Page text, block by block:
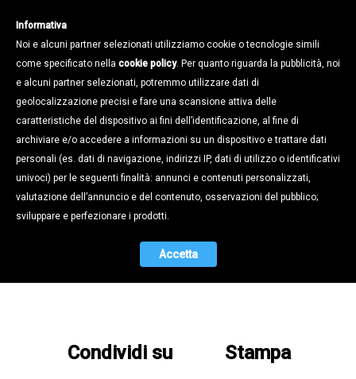
Stampa e Territorio /
Archivio agosto 2012
17.08.2012
Di seguito tutta la rassegna stampa di Agosto:
GAZZETTINO 17 AGOSTO 2012
Condividi su Stampa
Informativa
Noi e alcuni partner selezionati utilizziamo cookie o tecnologie simili
come specificato nella cookie policy. Per quanto riguarda la pubblicità, noi
e alcuni partner selezionati, potremmo utilizzare dati di
geolocalizzazione precisi e fare una scansione attiva delle
caratteristiche del dispositivo ai fini dell’identificazione, al fine di
archiviare e/o accedere a informazioni su un dispositivo e trattare dati
personali (es. dati di navigazione, indirizzi IP, dati di utilizzo o identificativi
univoci) per le seguenti finalità: annunci e contenuti personalizzati,
valutazione dell’annuncio e del contenuto, osservazioni del pubblico;
sviluppare e perfezionare i prodotti.
Accetta